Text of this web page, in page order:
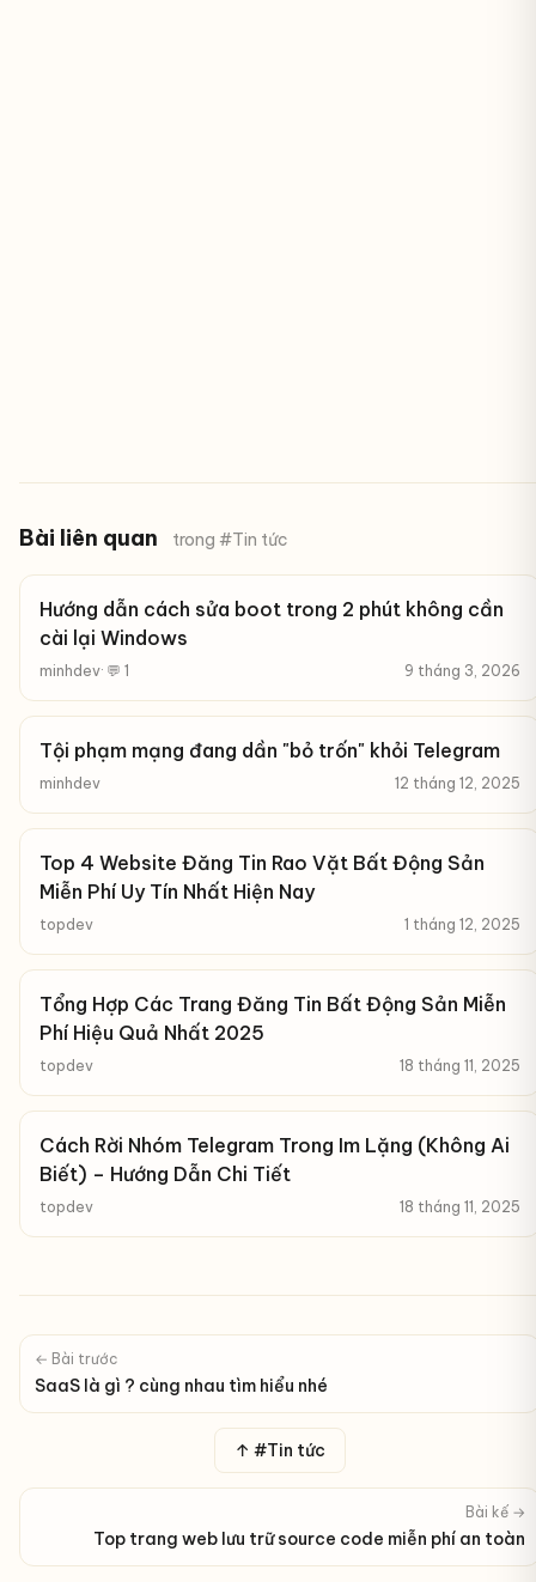
Bài liên quan trong #Tin tức
Hướng dẫn cách sửa boot trong 2 phút không cần
cài lại Windows
minhdev· 💬 1 9 tháng 3, 2026
Tội phạm mạng đang dần "bỏ trốn" khỏi Telegram
minhdev 12 tháng 12, 2025
Top 4 Website Đăng Tin Rao Vặt Bất Động Sản
Miễn Phí Uy Tín Nhất Hiện Nay
topdev 1 tháng 12, 2025
Tổng Hợp Các Trang Đăng Tin Bất Động Sản Miễn
Phí Hiệu Quả Nhất 2025
topdev 18 tháng 11, 2025
Cách Rời Nhóm Telegram Trong Im Lặng (Không Ai
Biết) – Hướng Dẫn Chi Tiết
topdev 18 tháng 11, 2025
← Bài trước
SaaS là gì ? cùng nhau tìm hiểu nhé
↑ #Tin tức
Bài kế →
Top trang web lưu trữ source code miễn phí an toàn